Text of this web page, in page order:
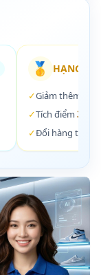
🥇 HẠNG
✓Giảm thêm
✓Tích điểm 3%
✓Đổi hàng trong